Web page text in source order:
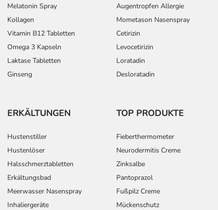
Melatonin Spray
Kollagen
Vitamin B12 Tabletten
Omega 3 Kapseln
Laktase Tabletten
Ginseng
Augentropfen Allergie
Mometason Nasenspray
Cetirizin
Levocetirizin
Loratadin
Desloratadin
ERKÄLTUNGEN
Hustenstiller
Hustenlöser
Halsschmerztabletten
Erkältungsbad
Meerwasser Nasenspray
Inhaliergeräte
TOP PRODUKTE
Fieberthermometer
Neurodermitis Creme
Zinksalbe
Pantoprazol
Fußpilz Creme
Mückenschutz